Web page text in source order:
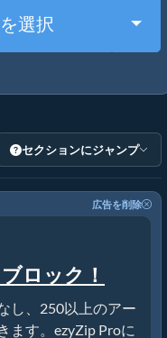
選択
セクションにジャンプ
広告を削除
ロック！
し、250以上のアー
ます。ezyZip Proに